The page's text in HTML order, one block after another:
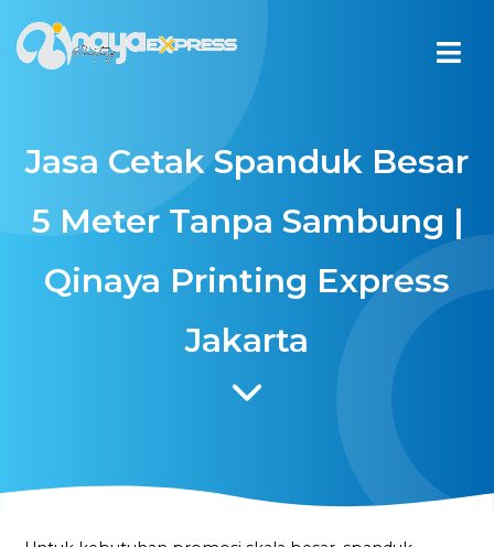
Jasa Cetak Spanduk Besar
5 Meter Tanpa Sambung |
Qinaya Printing Express
Jakarta